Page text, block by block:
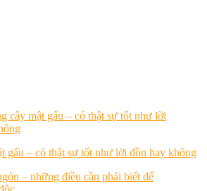
gấu – có thật sự tốt như lời đồn hay không